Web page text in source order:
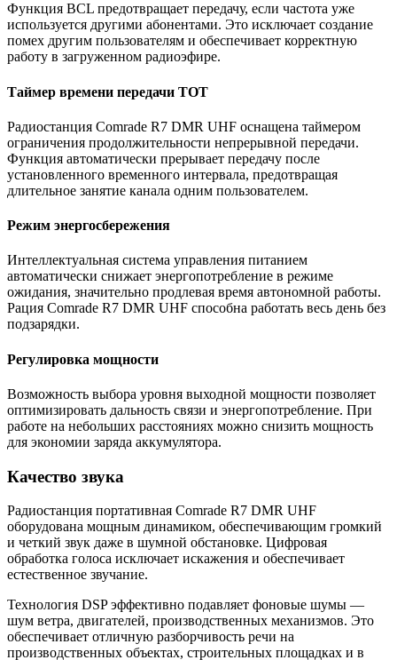
Функция BCL предотвращает передачу, если частота уже
используется другими абонентами. Это исключает создание
помех другим пользователям и обеспечивает корректную
работу в загруженном радиоэфире.
Таймер времени передачи TOT
Радиостанция Comrade R7 DMR UHF оснащена таймером
ограничения продолжительности непрерывной передачи.
Функция автоматически прерывает передачу после
установленного временного интервала, предотвращая
длительное занятие канала одним пользователем.
Режим энергосбережения
Интеллектуальная система управления питанием
автоматически снижает энергопотребление в режиме
ожидания, значительно продлевая время автономной работы.
Рация Comrade R7 DMR UHF способна работать весь день без
подзарядки.
Регулировка мощности
Возможность выбора уровня выходной мощности позволяет
оптимизировать дальность связи и энергопотребление. При
работе на небольших расстояниях можно снизить мощность
для экономии заряда аккумулятора.
Качество звука
Радиостанция портативная Comrade R7 DMR UHF
оборудована мощным динамиком, обеспечивающим громкий
и четкий звук даже в шумной обстановке. Цифровая
обработка голоса исключает искажения и обеспечивает
естественное звучание.
Технология DSP эффективно подавляет фоновые шумы —
шум ветра, двигателей, производственных механизмов. Это
обеспечивает отличную разборчивость речи на
производственных объектах, строительных площадках и в